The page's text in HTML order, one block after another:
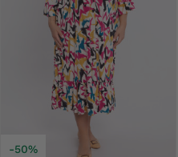
-50%